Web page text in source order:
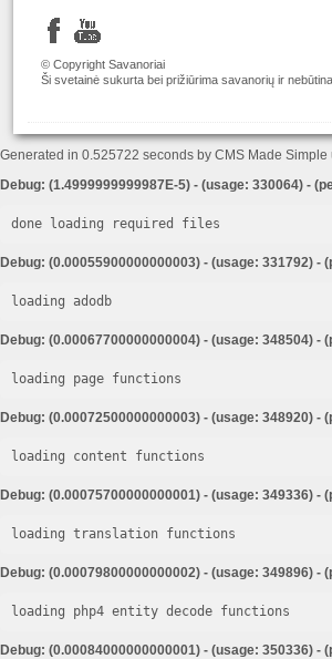
© Copyright Savanoriai
Ši svetainė sukurta bei prižiūrima savanorių ir
Generated in 0.525722 seconds by CMS Made
Debug: (1.4999999999987E-5) - (usage: 330064) -
done loading required files
Debug: (0.00055900000000003) - (usage: 331792) -
loading adodb
Debug: (0.00067700000000004) - (usage: 348504) -
loading page functions
Debug: (0.00072500000000003) - (usage: 348920) -
loading content functions
Debug: (0.00075700000000001) - (usage: 349336) -
loading translation functions
Debug: (0.00079800000000002) - (usage: 349896) -
loading php4 entity decode functions
Debug: (0.00084000000000001) - (usage: 350336) -